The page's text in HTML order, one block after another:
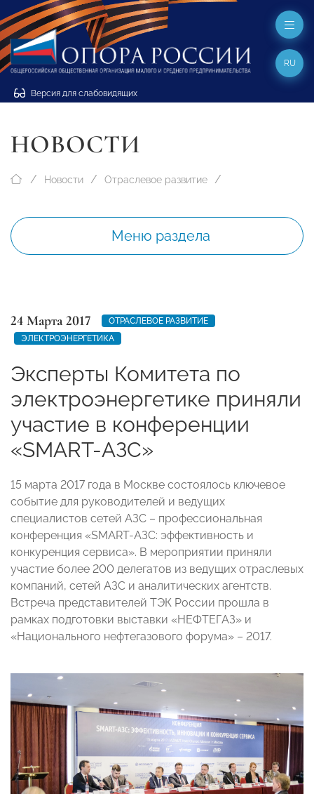
Версия для слабовидящих
RU
НОВОСТИ
Новости Отраслевое развитие
Меню раздела
24 Марта 2017
ОТРАСЛЕВОЕ РАЗВИТИЕ
ЭЛЕКТРОЭНЕРГЕТИКА
Эксперты Комитета по
электроэнергетике приняли
участие в конференции
«SMART-АЗС»
15 марта 2017 года в Москве состоялось ключевое
событие для руководителей и ведущих
специалистов сетей АЗС – профессиональная
конференция «SMART-АЗС: эффективность и
конкуренция сервиса». В мероприятии приняли
участие более 200 делегатов из ведущих отраслевых
компаний, сетей АЗС и аналитических агентств.
Встреча представителей ТЭК России прошла в
рамках подготовки выставки «НЕФТЕГАЗ» и
«Национального нефтегазового форума» – 2017.